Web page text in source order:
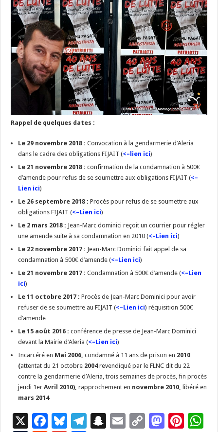
Rappel de quelques dates :
Le 29 novembre 2018 :Convocation à la gendarmerie d’Aleria
dans le cadre des obligations FIJAIT (<–lien ici)
Le 21 novembre 2018 : confirmation de la condamnation à 500€
d’amende pour refus de se soumettre aux obligations FIJAIT (<–
Lien ici)
Le 26 septembre 2018 : Procès pour refus de se soumettre aux
obligations FIJAIT (<–Lien ici)
Le 2 mars 2018 : Jean-Marc dominici reçoit un courrier pour régler
une amende suite à sa condamnation en 2010 (<–Lien ici)
Le 22 novembre 2017 : Jean-Marc Dominici fait appel de sa
condamnation à 500€ d’amende (<–Lien ici)
Le 21 novembre 2017 : Condamnation à 500€ d’amende (<–Lien
ici)
Le 11 octobre 2017 : Procès de Jean-Marc Dominici pour avoir
refuser de se soumettre au FIJAIT (<–Lien ici) réquisition 500€
d’amende
Le 15 août 2016 : conférence de presse de Jean-Marc Dominici
devant la Mairie d’Aleria (<–Lien ici)
Incarcéré en Mai 2006,condamné à 11 ans de prison en 2010
(attentat du 21 octobre 2004revendiqué par le FLNC dit du 22
contre la gendarmerie d’Aleria, trois semaines de procès, fin procès
jeudi 1er Avril 2010),rapprochement en novembre 2010,libéré en
mars 2014
X
F
Bl T
S
E
C
M Pi